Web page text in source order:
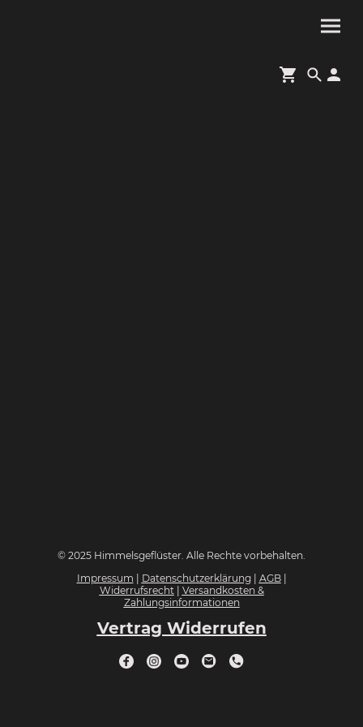
© 2025 Himmelsgeflüster. Alle Rechte vorbehalten.
Impressum | Datenschutzerklärung| AGB|
Widerrufsrecht| Versandkosten &
Zahlungsinformationen
Vertrag Widerrufen